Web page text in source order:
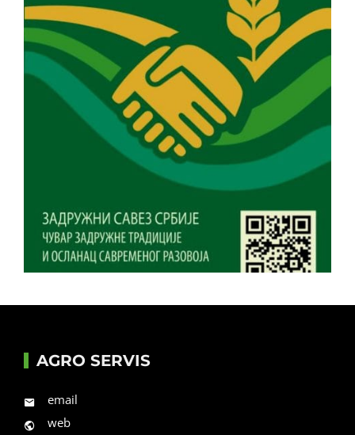
AGRO SERVIS
email
web